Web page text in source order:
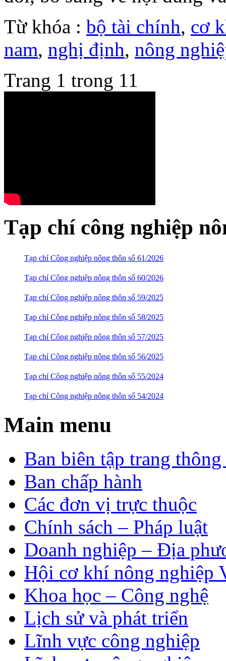
Từ khóa : bộ tài chính, cơ
nam, nghị định, nông
Trang 1 trong 1 1
Tạp chí công nghiệp
Tạp chí Công nghiệp nông thôn số 61/2026
Tạp chí Công nghiệp nông thôn số 60/2026
Tạp chí Công nghiệp nông thôn số 59/2025
Tạp chí Công nghiệp nông thôn số 58/2025
Tạp chí Công nghiệp nông thôn số 57/2025
Tạp chí Công nghiệp nông thôn số 56/2025
Tạp chí Công nghiệp nông thôn số 55/2024
Tạp chí Công nghiệp nông thôn số 54/2024
Main menu
Ban biên tập trang
Ban chấp hành
Các đơn vị trực thuộc
Chính sách – Pháp luật
Doanh nghiệp – Địa
Hội cơ khí nông nghiệp
Khoa học – Công nghệ
Lịch sử và phát triển
Lĩnh vực công nghiệp